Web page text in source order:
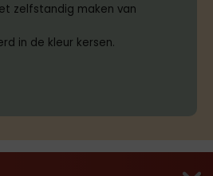
zelfstandig maken van
in de kleur kersen.